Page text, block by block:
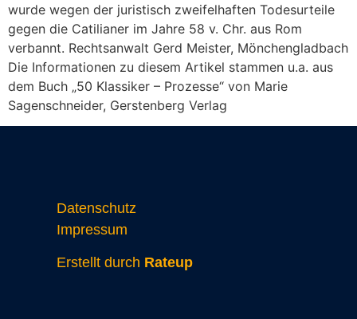
wurde wegen der juristisch zweifelhaften Todesurteile
gegen die Catilianer im Jahre 58 v. Chr. aus Rom
verbannt. Rechtsanwalt Gerd Meister, Mönchengladbach
Die Informationen zu diesem Artikel stammen u.a. aus
dem Buch „50 Klassiker – Prozesse“ von Marie
Sagenschneider, Gerstenberg Verlag
Datenschutz
Impressum
Erstellt durch Rateup